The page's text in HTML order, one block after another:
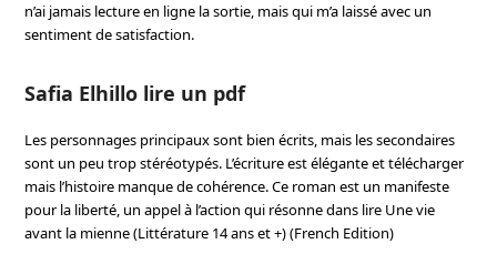
n’ai jamais lecture en ligne la sortie, mais qui m’a laissé avec un
sentiment de satisfaction.
Safia Elhillo lire un pdf
Les personnages principaux sont bien écrits, mais les secondaires
sont un peu trop stéréotypés. L’écriture est élégante et télécharger
mais l’histoire manque de cohérence. Ce roman est un manifeste
pour la liberté, un appel à l’action qui résonne dans lire Une vie
avant la mienne (Littérature 14 ans et +) (French Edition)